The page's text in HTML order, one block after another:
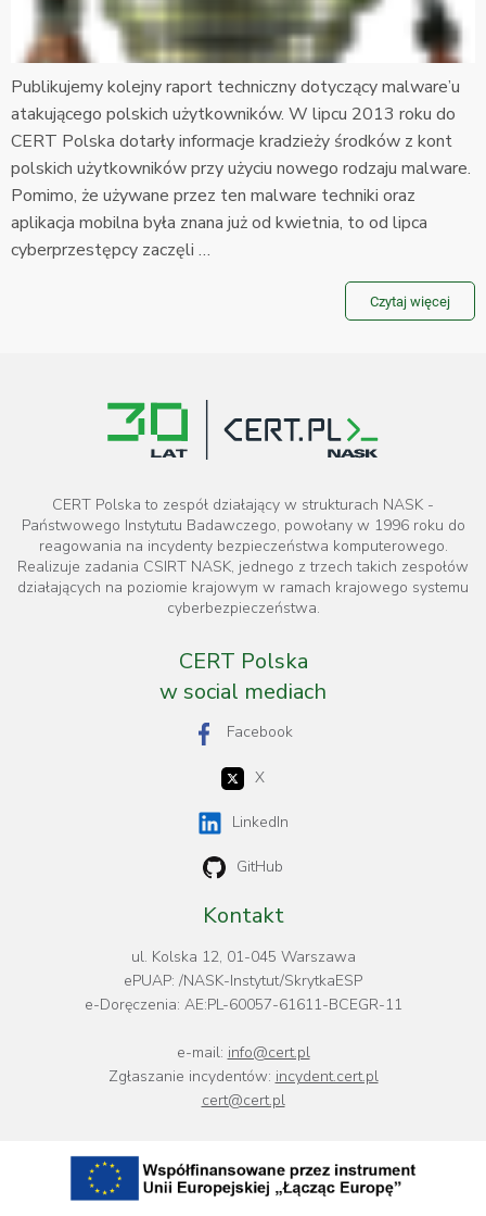
Publikujemy kolejny raport techniczny dotyczący malware’u
atakującego polskich użytkowników. W lipcu 2013 roku do
CERT Polska dotarły informacje kradzieży środków z kont
polskich użytkowników przy użyciu nowego rodzaju malware.
Pomimo, że używane przez ten malware techniki oraz
aplikacja mobilna była znana już od kwietnia, to od lipca
cyberprzestępcy zaczęli …
Czytaj więcej
CERT Polska to zespół działający w strukturach NASK -
Państwowego Instytutu Badawczego, powołany w 1996 roku do
reagowania na incydenty bezpieczeństwa komputerowego.
Realizuje zadania CSIRT NASK, jednego z trzech takich zespołów
działających na poziomie krajowym w ramach krajowego systemu
cyberbezpieczeństwa.
CERT Polska
w social mediach
Facebook
X
LinkedIn
GitHub
Kontakt
ul. Kolska 12, 01-045 Warszawa
ePUAP: /NASK-Instytut/SkrytkaESP
e-Doręczenia: AE:PL-60057-61611-BCEGR-11
e-mail: info@cert.pl
Zgłaszanie incydentów: incydent.cert.pl
cert@cert.pl